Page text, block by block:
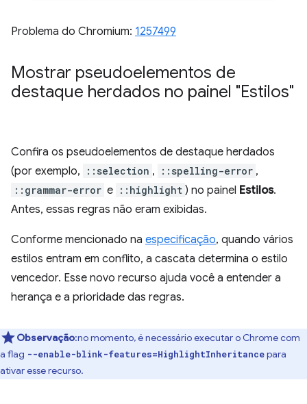
Problema do Chromium: 1257499
Mostrar pseudoelementos de
destaque herdados no painel "Estilos"
Confira os pseudoelementos de destaque herdados
(por exemplo,
::selection , ::spelling-error ,
::grammar-error e ::highlight ) no painel Estilos.
Antes, essas regras não eram exibidas.
Conforme mencionado na especificação, quando vários
estilos entram em conflito, a cascata determina o estilo
vencedor. Esse novo recurso ajuda você a entender a
herança e a prioridade das regras.
Observação:no momento, é necessário executar o Chrome com
a flag --enable-blink-features=HighlightInheritancepara
ativar esse recurso.